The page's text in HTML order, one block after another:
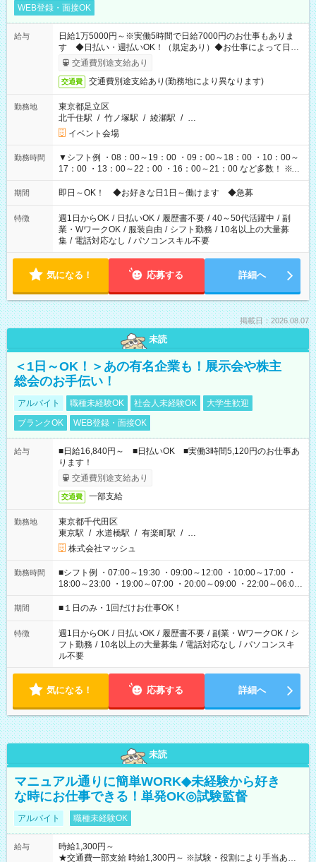
WEB登録・面接OK
給与
日給1万5000円～※実働5時間で日給7000円のお仕事もありま
す ◆日払い・週払いOK！（規定あり）◆お仕事によって日給
も異なります
交通費別途支給あり
交通費 交通費別途支給あり(勤務地により異なります)
勤務地
東京都足立区
北千住駅 / 竹ノ塚駅 / 綾瀬駅 / …
イベント会場
勤務時間
▼シフト例 ・08：00～19：00 ・09：00～18：00 ・10：00～
17：00 ・13：00～22：00 ・16：00～21：00 など多数！ ※お
仕事により勤務時間が異なります
期間 即日～OK！ ◆お好きな日1日～働けます ◆急募
特徴 週1日からOK / 日払いOK / 履歴書不要 / 40～50代活躍中 / 副
業・WワークOK / 服装自由 / シフト勤務 / 10名以上の大量募
集 / 電話対応なし / パソコンスキル不要
気になる！ 応募する 詳細へ
掲載日：2026.08.07
未読
＜1日～OK！＞あの有名企業も！展示会や株主
総会のお手伝い！
アルバイト 職種未経験OK 社会人未経験OK
大学生歓迎
ブランクOK
WEB登録・面接OK
給与
■日給16,840円～ ■日払いOK ■実働3時間5,120円のお仕事あ
ります！
交通費別途支給あり
交通費 一部支給
勤務地
東京都千代田区
東京駅 / 水道橋駅 / 有楽町駅 / …
株式会社マッシュ
勤務時間
■シフト例 ・07:00～19:30 ・09:00～12:00 ・10:00～17:00 ・
18:00～23:00 ・19:00～07:00 ・20:00～09:00 ・22:00～06:00
etc ★最短で3時間で5,120円のお仕事から 15時間で2万円近く稼
げるお仕事も！ ご希望のお時間に合わせてご紹介！ ※シフトは
ください！
期間 ■１日のみ・1回だけお仕事OK！
特徴 週1日からOK / 日払いOK / 履歴書不要 / 副業・WワークOK / シ
フト勤務 / 10名以上の大量募集 / 電話対応なし / パソコンスキ
ル不要
気になる！ 応募する 詳細へ
未読
マニュアル通りに簡単WORK◆未経験から好き
な時にお仕事できる！単発OK◎試験監督
アルバイト 職種未経験OK
給与
時給1,300円～
★交通費一部支給 時給1,300円～ ※試験・役割により手当あり